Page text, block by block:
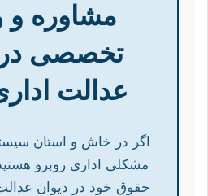
مشاوره و
تخصصی در
عدالت
اگر در خاش و استان
مشکلی اداری روبرو هستید
حقوق خود در دیوان